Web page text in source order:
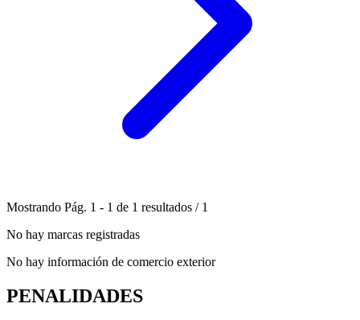
Mostrando Pág. 1 - 1 de 1 resultados / 1
No hay marcas registradas
No hay información de comercio exterior
PENALIDADES